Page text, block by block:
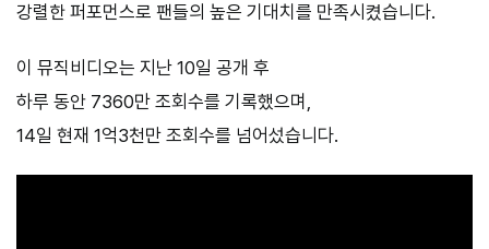
강렬한 퍼포먼스로 팬들의 높은 기대치를 만족시켰습니다.
이 뮤직비디오는 지난 10일 공개 후
하루 동안 7360만 조회수를 기록했으며,
14일 현재 1억3천만 조회수를 넘어섰습니다.